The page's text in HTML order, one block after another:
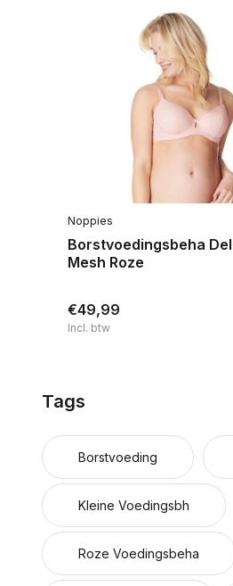
Noppies
Borstvoedingsbeha
Mesh Roze
€49,99
Incl. btw
Tags
Borstvoeding
Kleine Voedingsbh
Roze Voedingsbeha